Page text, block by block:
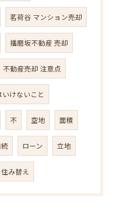
茗荷谷 マンション売却
播磨坂不動産 売却
不動産売却 注意点
けないこと
不 空地 面積
ローン 立地
住み替え